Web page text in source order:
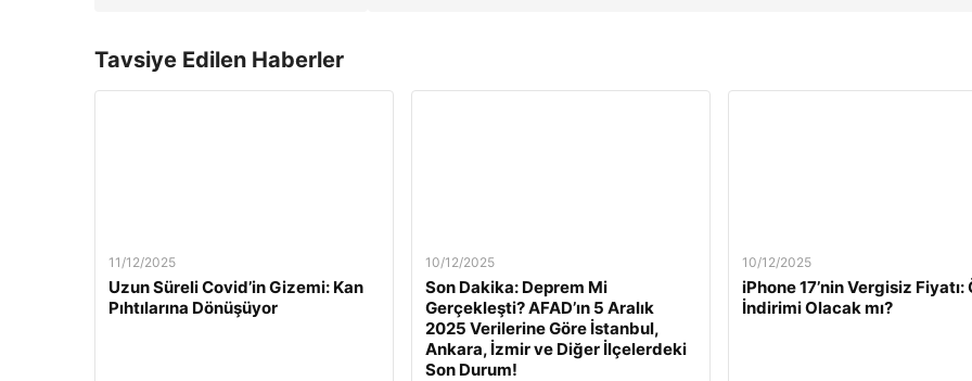
Tavsiye Edilen Haberler
11/12/2025
Uzun Süreli Covid’in Gizemi: Kan
Pıhtılarına Dönüşüyor
10/12/2025
Son Dakika: Deprem Mi
Gerçekleşti? AFAD’ın 5 Aralık
2025 Verilerine Göre İstanbul,
Ankara, İzmir ve Diğer İlçelerdeki
Son Durum!
10/12/2025
iPhone 17’nin Vergisiz Fiyatı:
İndirimi Olacak mı?